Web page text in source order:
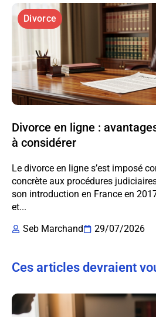
Divorce
Divorce en ligne :
à considérer
Le divorce en ligne s’est imposé
concrète aux procédures
son introduction en France en
et...
Seb Marchand
29/07/2026
Ces articles devraient